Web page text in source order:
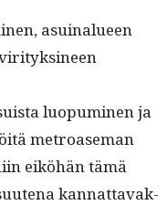
asuinalueen
luop­umi­nen ja
metroase­man
eiköhän tämä
kan­nat­tavak­